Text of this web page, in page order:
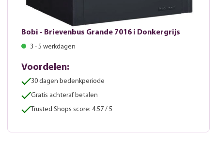
Bobi - Brievenbus Grande 7016 i Donkergrijs
3 - 5 werkdagen
Voordelen:
30 dagen bedenkperiode
Gratis achteraf betalen
Trusted Shops score: 4.57 / 5